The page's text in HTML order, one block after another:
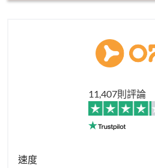
11,407則評論